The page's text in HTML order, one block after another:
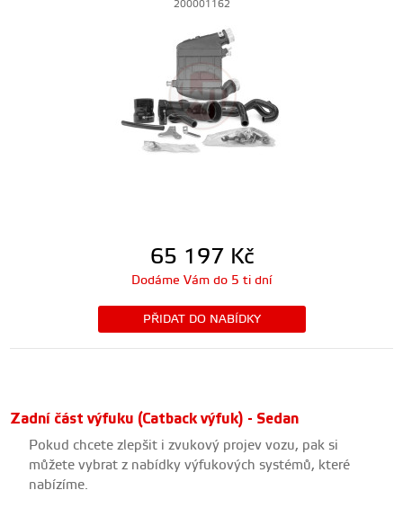
200001162
65 197 Kč
Dodáme Vám do 5 ti dní
PŘIDAT DO NABÍDKY
Zadní část výfuku (Catback výfuk) - Sedan
Pokud chcete zlepšit i zvukový projev vozu, pak si
můžete vybrat z nabídky výfukových systémů, které
nabízíme.